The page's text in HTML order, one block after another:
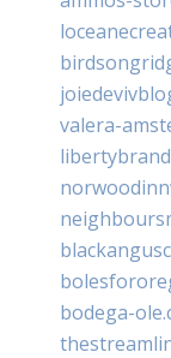
valera-
bodega-